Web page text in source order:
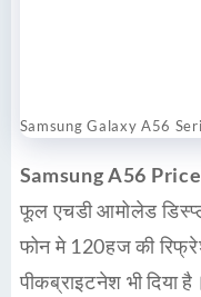
Samsung Galaxy A56
Samsung A56
फूल एचडी आमोलेड
फोन मे 120हज की
पीकब्राइटनेश भी दिया